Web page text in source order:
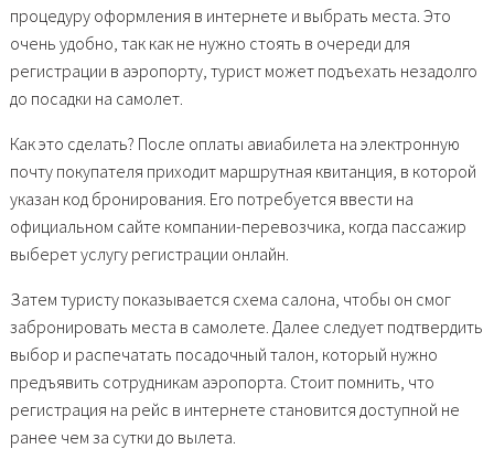
процедуру оформления в интернете и выбрать места. Это
очень удобно, так как не нужно стоять в очереди для
регистрации в аэропорту, турист может подъехать незадолго
до посадки на самолет.
Как это сделать? После оплаты авиабилета на электронную
почту покупателя приходит маршрутная квитанция, в которой
указан код бронирования. Его потребуется ввести на
официальном сайте компании-перевозчика, когда пассажир
выберет услугу регистрации онлайн.
Затем туристу показывается схема салона, чтобы он смог
забронировать места в самолете. Далее следует подтвердить
выбор и распечатать посадочный талон, который нужно
предъявить сотрудникам аэропорта. Стоит помнить, что
регистрация на рейс в интернете становится доступной не
ранее чем за сутки до вылета.